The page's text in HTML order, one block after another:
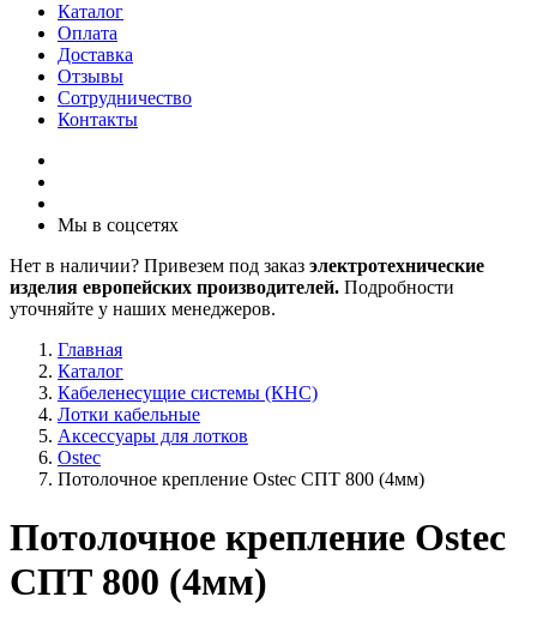
Каталог
Оплата
Доставка
Отзывы
Сотрудничество
Контакты
Мы в соцсетях
Нет в наличии? Привезем под заказ электротехнические
изделия европейских производителей. Подробности
уточняйте у наших менеджеров.
Главная
Каталог
Кабеленесущие системы (КНС)
Лотки кабельные
Аксессуары для лотков
Ostec
Потолочное крепление Ostec СПТ 800 (4мм)
Потолочное крепление Ostec
СПТ 800 (4мм)